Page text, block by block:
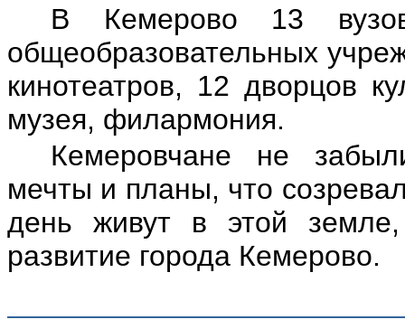
В Кемерово 13
общеобразовательных
кинотеатров, 12 дворцов
музея, филармония.
Кемеровчане не
мечты и планы, что
день живут в этой
развитие города Кемерово.